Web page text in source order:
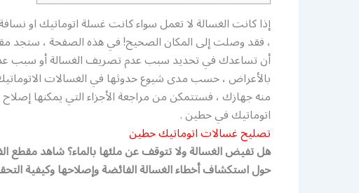
إذا كانت الغسالة لا تعمل سواء كانت غسلة اتوماتيك او
، فقد وصلت إلى المكان الصحيح! في هذه الصفحة ، ستجد
أن تساعدك في تحديد سبب عدم تصريف الغسالة أو سبب عدم
بالأعراض ، حسب مدى شيوع حدوثها في الغسالات
منه جهازك ، فستتمكن من مراجعة الأجزاء التي يمكنها
اتوماتيك في حطين .
تصليح غسالات اتوماتيك حطين
هل تفيض الغسالة ولا تتوقف عن ملئها بالماء؟ شاهد مقطع
حول استكشاف أخطاء الغسالة الفائضة وإصلاحها وكيفية